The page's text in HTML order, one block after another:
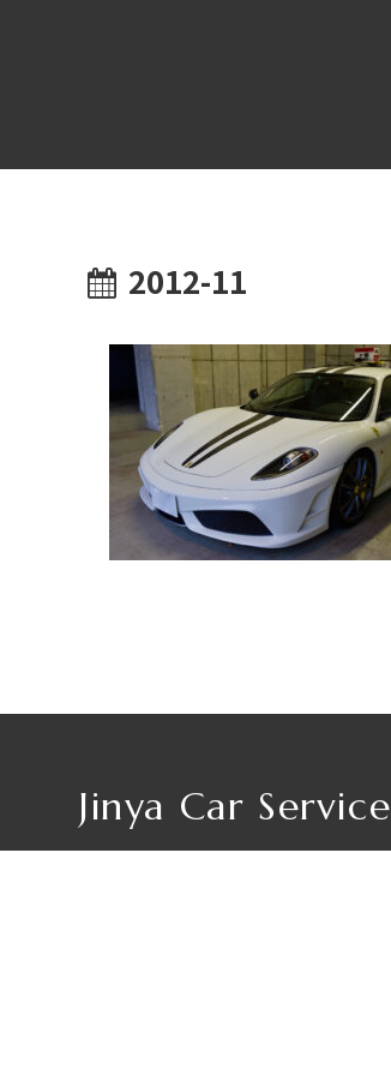
2012-11
Jinya Car Service